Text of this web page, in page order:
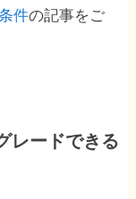
件の記事をご
レードできる